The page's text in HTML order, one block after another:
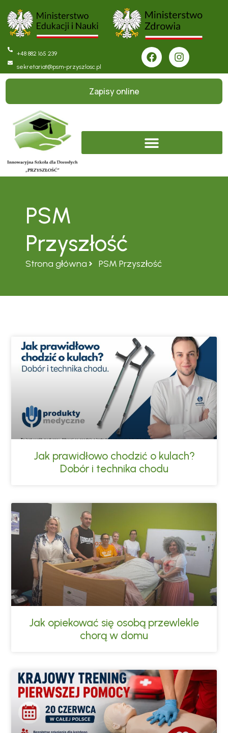
+48 882 165 239
sekretariat@psm-przyszlosc.pl
Zapisy online
PSM
Przyszłość
Strona główna PSM Przyszłość
Jak prawidłowo chodzić o kulach?
Dobór i technika chodu
Jak opiekować się osobą przewlekle
chorą w domu